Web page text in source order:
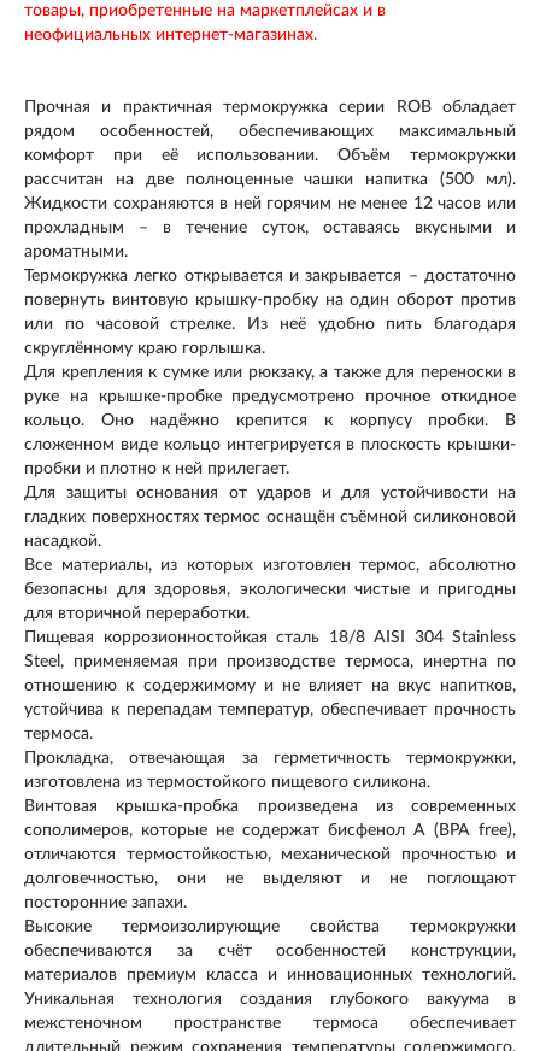
товары, приобретенные на маркетплейсах и в
неофициальных интернет-магазинах.
Прочная и практичная термокружка серии ROB обладает
рядом особенностей, обеспечивающих максимальный
комфорт при её использовании. Объём термокружки
рассчитан на две полноценные чашки напитка (500 мл).
Жидкости сохраняются в ней горячим не менее 12 часов или
прохладным – в течение суток, оставаясь вкусными и
ароматными.
Термокружка легко открывается и закрывается – достаточно
повернуть винтовую крышку-пробку на один оборот против
или по часовой стрелке. Из неё удобно пить благодаря
скруглённому краю горлышка.
Для крепления к сумке или рюкзаку, а также для переноски в
руке на крышке-пробке предусмотрено прочное откидное
кольцо. Оно надёжно крепится к корпусу пробки. В
сложенном виде кольцо интегрируется в плоскость крышки-
пробки и плотно к ней прилегает.
Для защиты основания от ударов и для устойчивости на
гладких поверхностях термос оснащён съёмной силиконовой
насадкой.
Все материалы, из которых изготовлен термос, абсолютно
безопасны для здоровья, экологически чистые и пригодны
для вторичной переработки.
Пищевая коррозионностойкая сталь 18/8 AISI 304 Stainless
Steel, применяемая при производстве термоса, инертна по
отношению к содержимому и не влияет на вкус напитков,
устойчива к перепадам температур, обеспечивает прочность
термоса.
Прокладка, отвечающая за герметичность термокружки,
изготовлена из термостойкого пищевого силикона.
Винтовая крышка-пробка произведена из современных
сополимеров, которые не содержат бисфенол А (BPA free),
отличаются термостойкостью, механической прочностью и
долговечностью, они не выделяют и не поглощают
посторонние запахи.
Высокие термоизолирующие свойства термокружки
обеспечиваются за счёт особенностей конструкции,
материалов премиум класса и инновационных технологий.
Уникальная технология создания глубокого вакуума в
межстеночном пространстве термоса обеспечивает
длительный режим сохранения температуры содержимого.